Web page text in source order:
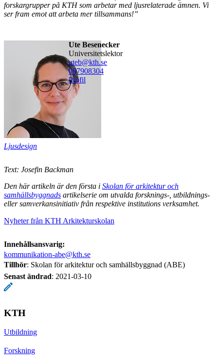
forskargrupper på KTH som arbetar med ljusrelaterade ämnen. Vi
ser fram emot att arbeta mer tillsammans!”
Ute Besenecker
universitetslektor
uteb@kth.se
087908304
Profil
Ljusdesign
Text: Josefin Backman
Den här artikeln är den första i Skolan för arkitektur och
samhällsbyggnads artikelserie om utvalda forsknings-, utbildnings-
eller samverkansinitiativ från respektive institutions verksamhet.
Nyheter från KTH Arkitekturskolan
Innehållsansvarig:
kommunikation-abe@kth.se
Tillhör: Skolan för arkitektur och samhällsbyggnad (ABE)
Senast ändrad: 2021-03-10
KTH
Utbildning
Forskning